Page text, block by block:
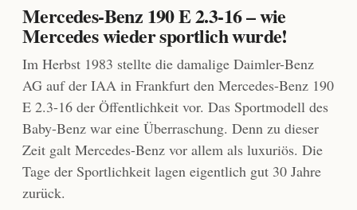
Mercedes-Benz 190 E 2.3-16 – wie
Mercedes wieder sportlich wurde!
Im Herbst 1983 stellte die damalige Daimler-Benz
AG auf der IAA in Frankfurt den Mercedes-Benz 190
E 2.3-16 der Öffentlichkeit vor. Das Sportmodell des
Baby-Benz war eine Überraschung. Denn zu dieser
Zeit galt Mercedes-Benz vor allem als luxuriös. Die
Tage der Sportlichkeit lagen eigentlich gut 30 Jahre
zurück.